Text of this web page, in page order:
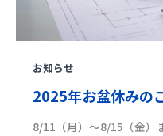
お知らせ
2025年お盆休みの
8/11（月）～8/15（金）